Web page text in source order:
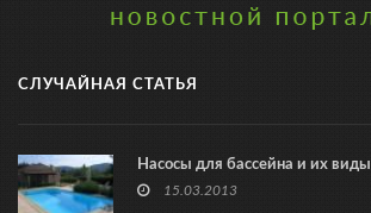
СЛУЧАЙНАЯ СТАТЬЯ
Насосы для бассейна и их виды
15.03.2013